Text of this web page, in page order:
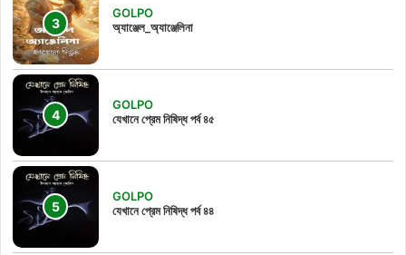
GOLPO
অ্যাঞ্জেল_অ্যাঞ্জেলিনা
GOLPO
যেখানে প্রেম নিষিদ্ধ পর্ব ৪৫
GOLPO
যেখানে প্রেম নিষিদ্ধ পর্ব ৪৪